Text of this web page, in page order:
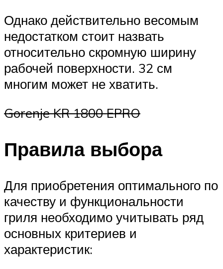
Однако действительно весомым
недостатком стоит назвать
относительно скромную ширину
рабочей поверхности. 32 см
многим может не хватить.
Gorenje KR 1800 EPRO
Правила выбора
Для приобретения оптимального по
качеству и функциональности
гриля необходимо учитывать ряд
основных критериев и
характеристик: